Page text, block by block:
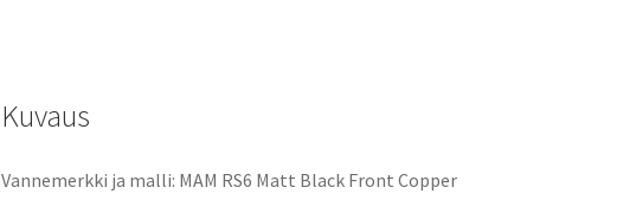
k
n
Kuvaus
Vannemerkki ja malli: MAM RS6 Matt Black Front Copper